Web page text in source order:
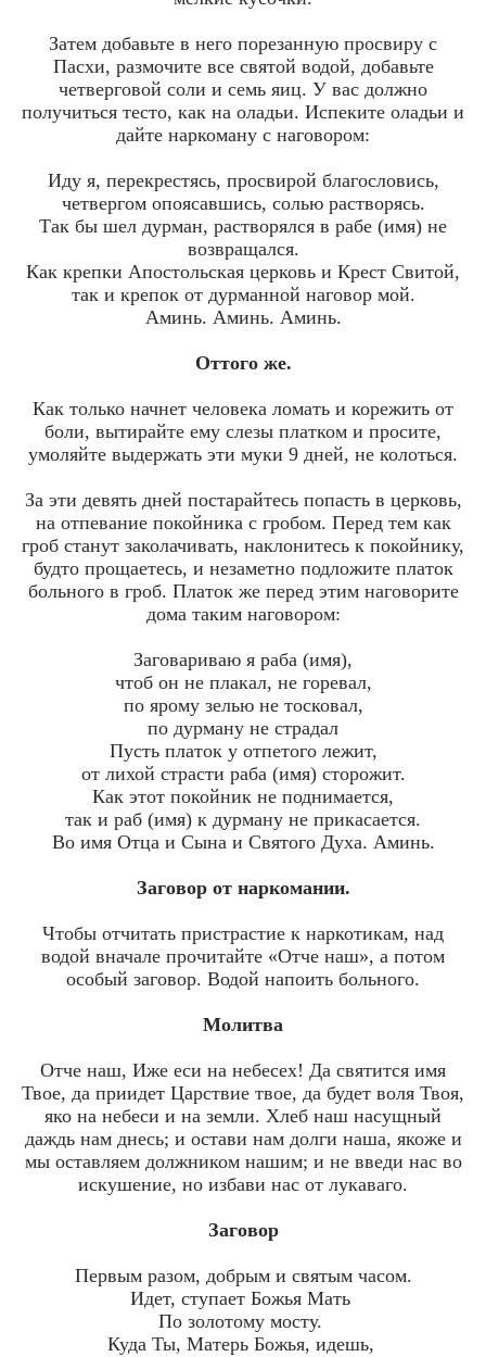
Затем добавьте в него порезанную просвиру с
Пасхи, размочите все святой водой, добавьте
четверговой соли и семь яиц. У вас должно
получиться тесто, как на оладьи. Испеките оладьи и
дайте наркоману с наговором:
Иду я, перекрестясь, просвирой благословись,
четвергом опоясавшись, солью растворясь.
Так бы шел дурман, растворялся в рабе (имя) не
возвращался.
Как крепки Апостольская церковь и Крест Свитой,
так и крепок от дурманной наговор мой.
Аминь. Аминь. Аминь.
Оттого же.
Как только начнет человека ломать и корежить от
боли, вытирайте ему слезы платком и просите,
умоляйте выдержать эти муки 9 дней, не колоться.
За эти девять дней постарайтесь попасть в церковь,
на отпевание покойника с гробом. Перед тем как
гроб станут заколачивать, наклонитесь к покойнику,
будто прощаетесь, и незаметно подложите платок
больного в гроб. Платок же перед этим наговорите
дома таким наговором:
Заговариваю я раба (имя),
чтоб он не плакал, не горевал,
по ярому зелью не тосковал,
по дурману не страдал
Пусть платок у отпетого лежит,
от лихой страсти раба (имя) сторожит.
Как этот покойник не поднимается,
так и раб (имя) к дурману не прикасается.
Во имя Отца и Сына и Святого Духа. Аминь.
Заговор от наркомании.
Чтобы отчитать пристрастие к наркотикам, над
водой вначале прочитайте «Отче наш», а потом
особый заговор. Водой напоить больного.
Молитва
Отче наш, Иже еси на небесех! Да святится имя
Твое, да приидет Царствие твое, да будет воля Твоя,
яко на небеси и на земли. Хлеб наш насущный
даждь нам днесь; и остави нам долги наша, якоже и
мы оставляем должником нашим; и не введи нас во
искушение, но избави нас от лукаваго.
Заговор
Первым разом, добрым и святым часом.
Идет, ступает Божья Мать
По золотому мосту.
Куда Ты, Матерь Божья, идешь,